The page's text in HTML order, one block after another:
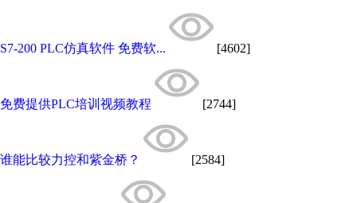
S7-200 PLC仿真软件 免费软... [4602]
免费提供PLC培训视频教程 [2744]
谁能比较力控和紫金桥？ [2584]